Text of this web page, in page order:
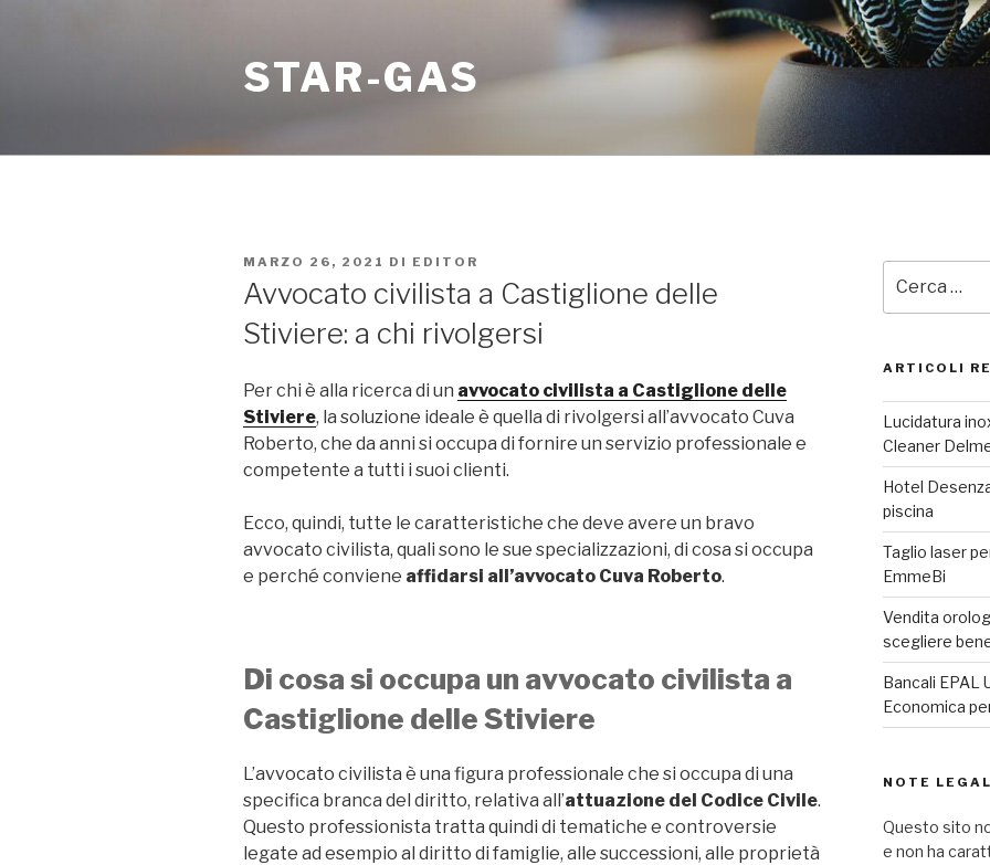
STAR-GAS
PUBBLICATO
MARZO 26, 2021 DI EDITOR
Avvocato civilista a Castiglione delle
Stiviere: a chi rivolgersi
Per chi è alla ricerca di un avvocato civilista a Castiglione delle
Stiviere, la soluzione ideale è quella di rivolgersi all’avvocato Cuva
Roberto, che da anni si occupa di fornire un servizio professionale e
competente a tutti i suoi clienti.
Ecco, quindi, tutte le caratteristiche che deve avere un bravo
avvocato civilista, quali sono le sue specializzazioni, di cosa si occupa
e perché conviene affidarsi all’avvocato Cuva Roberto.
Di cosa si occupa un avvocato civilista a
Castiglione delle Stiviere
L’avvocato civilista è una figura professionale che si occupa di una
specifica branca del diritto, relativa all’attuazione del Codice Civile.
Questo professionista tratta quindi di tematiche e controversie
legate ad esempio al diritto di famiglie, alle successioni, alle proprietà
ARTICOLI
Lucidatura
Cleaner
Hotel
piscina
Taglio laser
EmmeBi
Vendita
scegliere
Bancali EPAL
Economica
NOTE
Questo sito
e non ha